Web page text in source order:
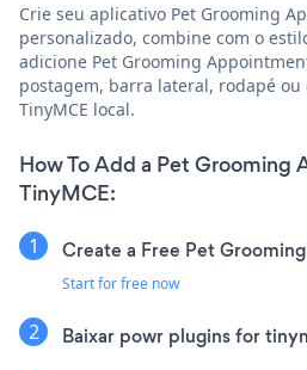
Crie seu aplicativo Pet Grooming
personalizado, combine com o
adicione Pet Grooming
postagem, barra lateral, rodapé ou
TinyMCE local.
How To Add a Pet Grooming
TinyMCE:
Create a Free Pet
Start for free now
Baixar powr plugins for